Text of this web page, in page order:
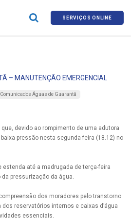
SERVIÇOS ONLINE
– MANUTENÇÃO EMERGENCIAL
Comunicados Águas de Guarantã
devido ao rompimento de uma adutora
pressão nesta segunda-feira (18.12) no
estenda até a madrugada de terça-feira
pressurização da água.
dos moradores pelo transtorno
reservatórios internos e caixas d’água
essenciais.